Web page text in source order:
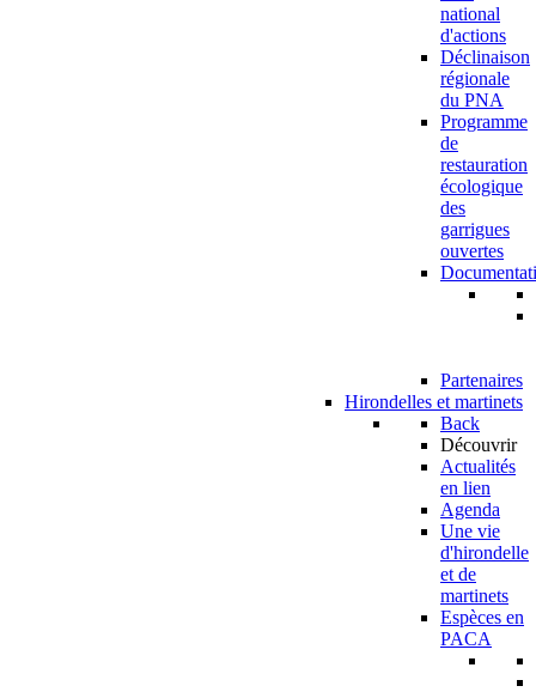
national
d'actions
Déclinaison
régionale
du PNA
Programme
de
restauration
écologique
des
garrigues
ouvertes
Partenaires
Hirondelles et martinets
Back
Découvrir
Actualités
en lien
Agenda
Une vie
d'hirondelle
et de
martinets
Espèces en
PACA